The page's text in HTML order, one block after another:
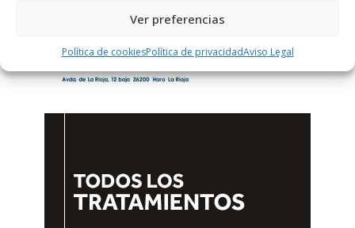
Ver preferencias
Política de cookiesPolítica de privacidadAviso Legal